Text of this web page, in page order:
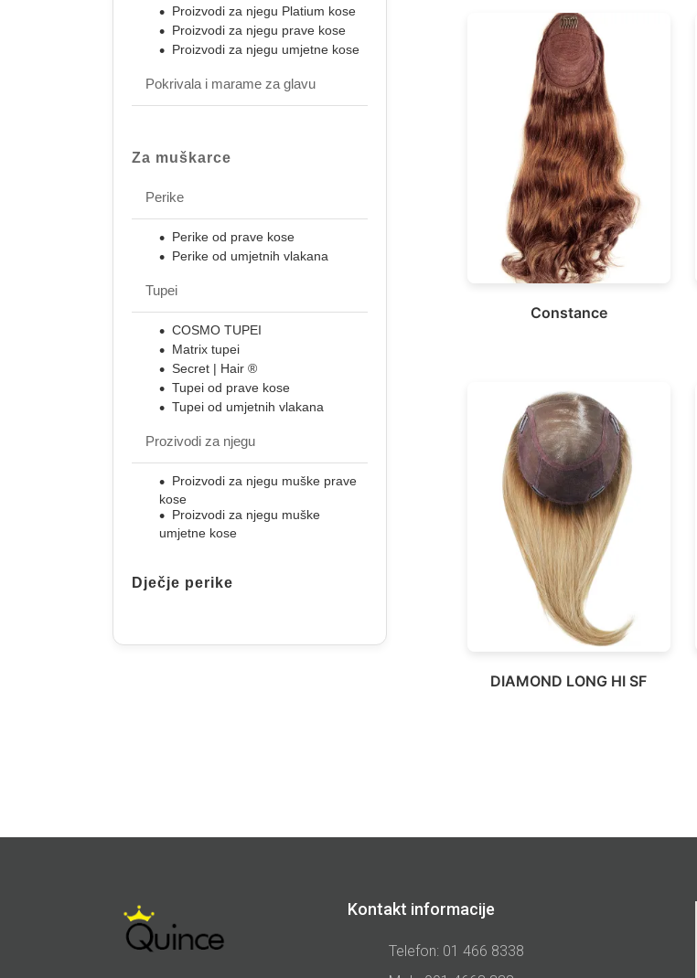
Proizvodi za njegu Platium kose
Proizvodi za njegu prave kose
Proizvodi za njegu umjetne kose
Pokrivala i marame za glavu
Za muškarce
Perike
Perike od prave kose
Perike od umjetnih vlakana
Tupei
COSMO TUPEI
Matrix tupei
Secret | Hair ®
Tupei od prave kose
Tupei od umjetnih vlakana
Prozivodi za njegu
Proizvodi za njegu muške prave
kose
Proizvodi za njegu muške
umjetne kose
Dječje perike
Constance
DIAMOND LONG HI SF
Kontakt informacije
Telefon: 01 466 8338